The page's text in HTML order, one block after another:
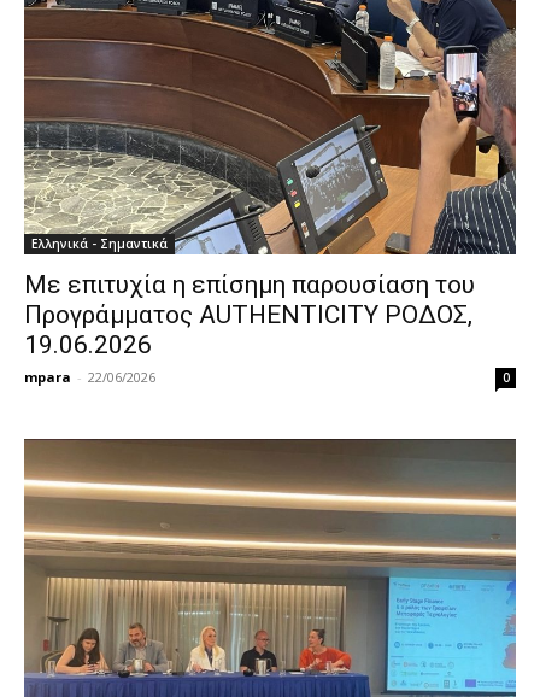
Ελληνικά - Σημαντικά
Με επιτυχία η επίσημη παρουσίαση του
Προγράμματος AUTHENTICITY ΡΟΔΟΣ,
19.06.2026
mpara - 22/06/2026 0